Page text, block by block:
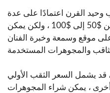
القرن اعتمادًا على عدة
عوامل. عادة ، يتراوح السعر من $50 إلى $100 ، ولكن يمكن
موقع وسمعة وخبرة الفنان
يشمل السعر الثقب الأولي
، يمكن شراء المجوهرات